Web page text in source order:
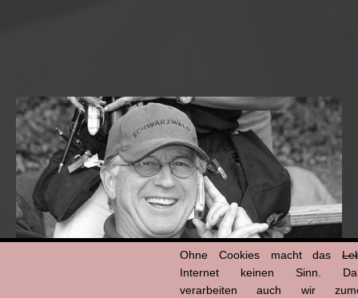
Ohne Cookies macht das
Internet keinen Sinn.
verarbeiten auch wir